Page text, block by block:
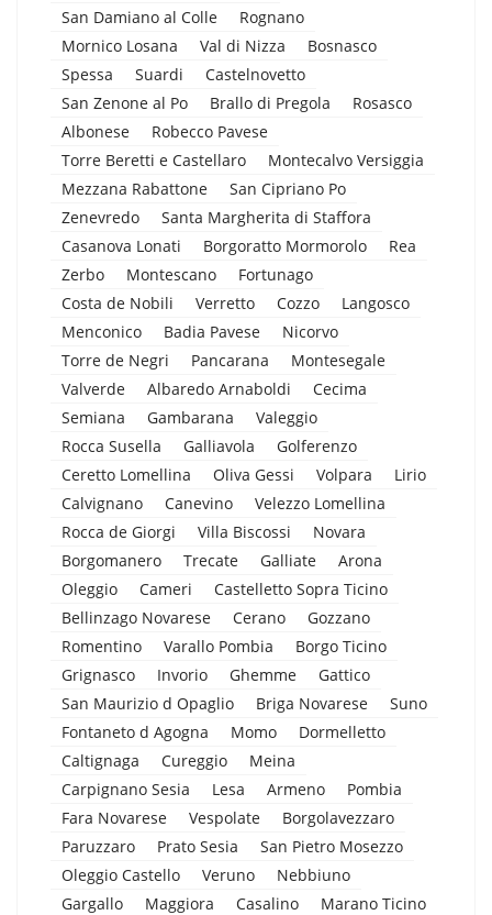
San Damiano al Colle
Rognano
Mornico Losana
Val di Nizza
Bosnasco
Spessa
Suardi
Castelnovetto
San Zenone al Po
Brallo di Pregola
Rosasco
Albonese
Robecco Pavese
Torre Beretti e Castellaro
Montecalvo Versiggia
Mezzana Rabattone
San Cipriano Po
Zenevredo
Santa Margherita di Staffora
Casanova Lonati
Borgoratto Mormorolo
Rea
Zerbo
Montescano
Fortunago
Costa de Nobili
Verretto Cozzo
Langosco
Menconico
Badia Pavese
Nicorvo
Torre de Negri
Pancarana
Montesegale
Valverde
Albaredo Arnaboldi
Cecima
Semiana
Gambarana
Valeggio
Rocca Susella
Galliavola
Golferenzo
Ceretto Lomellina
Oliva Gessi Volpara
Lirio
Calvignano
Canevino
Velezzo Lomellina
Rocca de Giorgi
Villa Biscossi
Novara
Borgomanero
Trecate Galliate
Arona
Oleggio
Cameri
Castelletto Sopra Ticino
Bellinzago Novarese
Cerano
Gozzano
Romentino
Varallo Pombia
Borgo Ticino
Grignasco
Invorio Ghemme
Gattico
San Maurizio d Opaglio
Briga Novarese
Suno
Fontaneto d Agogna
Momo
Dormelletto
Caltignaga
Cureggio
Meina
Carpignano Sesia
Lesa Armeno
Pombia
Fara Novarese
Vespolate
Borgolavezzaro
Paruzzaro
Prato Sesia
San Pietro Mosezzo
Oleggio Castello
Veruno
Nebbiuno
Gargallo
Maggiora Casalino
Marano Ticino